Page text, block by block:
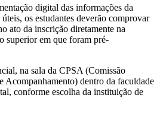
digital das informações da
os estudantes deverão comprovar
ato da inscrição diretamente na
superior em que foram pré-
na sala da CPSA (Comissão
Acompanhamento) dentro da faculdade
conforme escolha da instituição de